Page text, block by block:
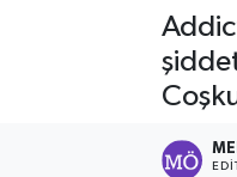
Tüm Manşetler
Son Dakika
Haber Arşivi